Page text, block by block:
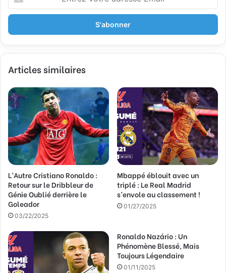
t
e
z
o
r
e
a
d
e
s
s
e
E
m
a
i
Articles similaires
L’Autre Cristiano Ronaldo :
Retour sur le Dribbleur de
Génie Oublié derrière le
Goleador
03/22/2025
Mbappé éblouit avec un
triplé : Le Real Madrid
s’envole au classement !
01/27/2025
Ronaldo Nazário : Un
Phénomène Blessé, Mais
Toujours Légendaire
01/11/2025